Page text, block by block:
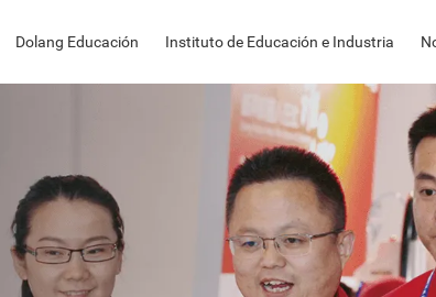
Dolang Educación Instituto de Educación e Industria